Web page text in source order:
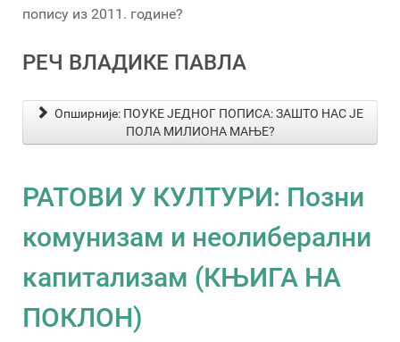
попису из 2011. године?
РЕЧ ВЛАДИКЕ ПАВЛА
Опширније: ПОУКЕ ЈЕДНОГ ПОПИСА: ЗАШТО НАС ЈЕ
ПОЛА МИЛИОНА МАЊЕ?
РАТОВИ У КУЛТУРИ: Позни
комунизам и неолиберални
капитализам (КЊИГА НА
ПОКЛОН)